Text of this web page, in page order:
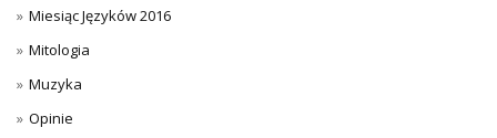
Miesiąc Języków 2016
Mitologia
Muzyka
Opinie